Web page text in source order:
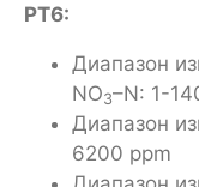
PT6:
Диапазон
NO3–N: 1-
Диапазон
6200 ppm